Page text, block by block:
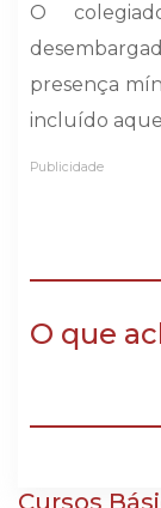
O
presença
incluído
Publicidade
O que
Cursos